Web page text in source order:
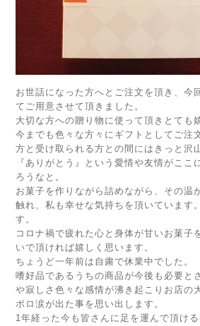
お世話になった方へとご注文を頂き、今
てご用意させて頂きました。
大切な方への贈り物に使って頂きとても
今までも色々な方々にギフトとしてご注
方と受け取られる方との間にはきっと沢
『ありがとう』という愛情や友情がここ
ろうなと。
お菓子を作りながら詰めながら、その温
触れ、私も幸せな気持ちを頂いています
す。
コロナ禍で疲れた心と身体が甘いお菓子
いで頂ければ嬉しく思います。
ちょうど一年前は自粛で休業中でした。
嗜好品であるうちの商品が今後も必要と
や寂しさ色々な感情が沸き起こりお店の
ポロ涙が出た事を思い出します。
1年経った今も皆さんに足を運んで頂け